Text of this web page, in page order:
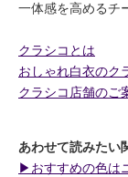
一体感を高めるチ
クラシコとは
おしゃれ白衣のク
クラシコ店舗のご
あわせて読みたい
▶︎おすすめの色は